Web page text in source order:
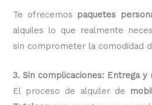
Te ofrecemos paquetes
alquiles lo que realmente
sin comprometer la comodidad
3. Sin complicaciones: Entrega y
El proceso de alquiler de